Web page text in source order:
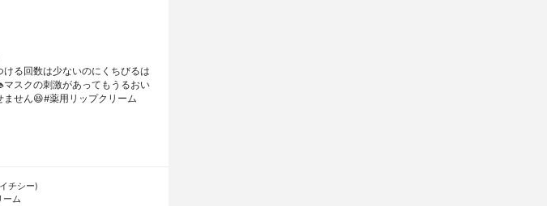
る回数は少ないのにくちびるは
マスクの刺激があってもうるおい
ません😆#薬用リップクリーム
チシー)
ーム